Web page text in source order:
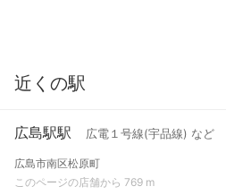
近くの駅
広島駅駅 広電１号線(宇品線) など
広島市南区松原町
このページの店舗から 769 m